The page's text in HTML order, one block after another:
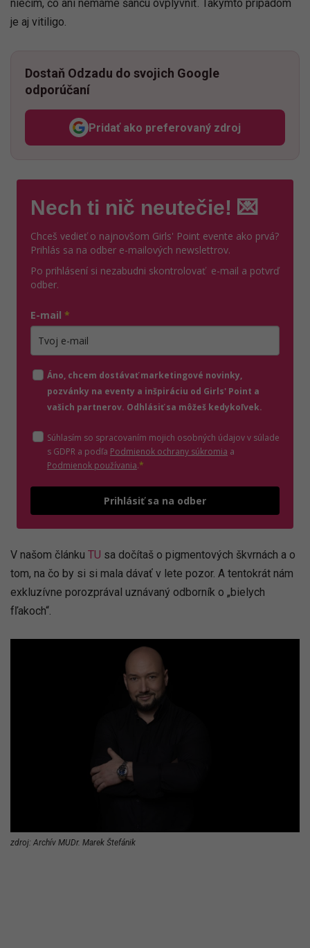
niečím, čo ani nemáme šancu ovplyvniť. Takýmto prípadom
je aj vitiligo.
Dostaň Odzadu do svojich Google
odporúčaní
Pridať ako preferovaný zdroj
Odzadu, odkaz sa otvorí v
Nech ti nič neutečie! 💌
Chceš vedieť o najnovšom Girls' Point evente ako prvá?
Prihlás sa na odber e-mailových newslettrov.
Po prihlásení si nezabudni skontrolovať e-mail a potvrď
odber.
E-mail *
Áno, chcem dostávať marketingové novinky,
pozvánky na eventy a inšpiráciu od Girls' Point a
vašich partnerov. Odhlásiť sa môžeš kedykoľvek.
Súhlasím so spracovaním mojich osobných údajov v súlade
s GDPR a podľa Podmienok ochrany súkromia (otvorí sa v novom
a
Podmienok používania(otvorí sa v novom okne)
.*
Prihlásiť sa na odber
V našom článku TU sa dočítaš o pigmentových škvrnách a o
tom, na čo by si si mala dávať v lete pozor. A tentokrát nám
exkluzívne porozprával uznávaný odborník o „bielych
fľakoch“.
zdroj: Archív MUDr. Marek Štefánik